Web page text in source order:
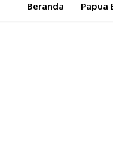
Beranda Papua